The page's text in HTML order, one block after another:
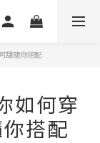
甜隨你搭配
如何穿
搭配